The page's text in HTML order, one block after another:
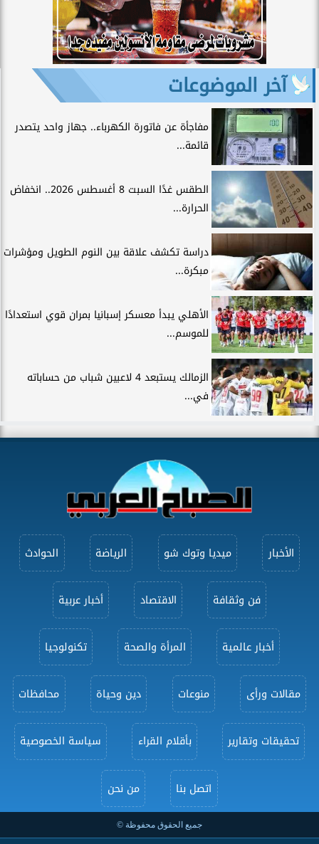
آخر الموضوعات
مفاجأة عن فاتورة الكهرباء.. جهاز واحد يتصدر
قائمة...
الطقس غدًا السبت 8 أغسطس 2026.. انخفاض
الحرارة...
دراسة تكشف علاقة بين النوم الطويل ومؤشرات
مبكرة...
الأهلي يبدأ معسكر إسبانيا بمران قوي استعدادًا
للموسم...
الزمالك يستبعد 4 لاعبين شباب من حساباته
في...
الأخبار ميديا وتوك شو الرياضة الحوادث
فن وثقافة الاقتصاد أخبار عربية
أخبار عالمية المرأة والصحة تكنولوجيا
مقالات ورأى منوعات دين وحياة محافظات
تحقيقات وتقارير بأقلام القراء سياسة الخصوصية
اتصل بنا من نحن
جميع الحقوق محفوظة ©